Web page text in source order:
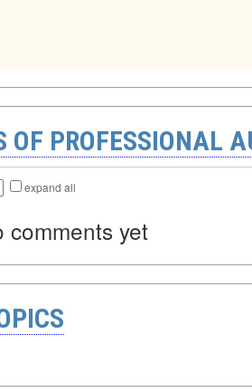
OF PROFESSIONAL
expand all
comments yet